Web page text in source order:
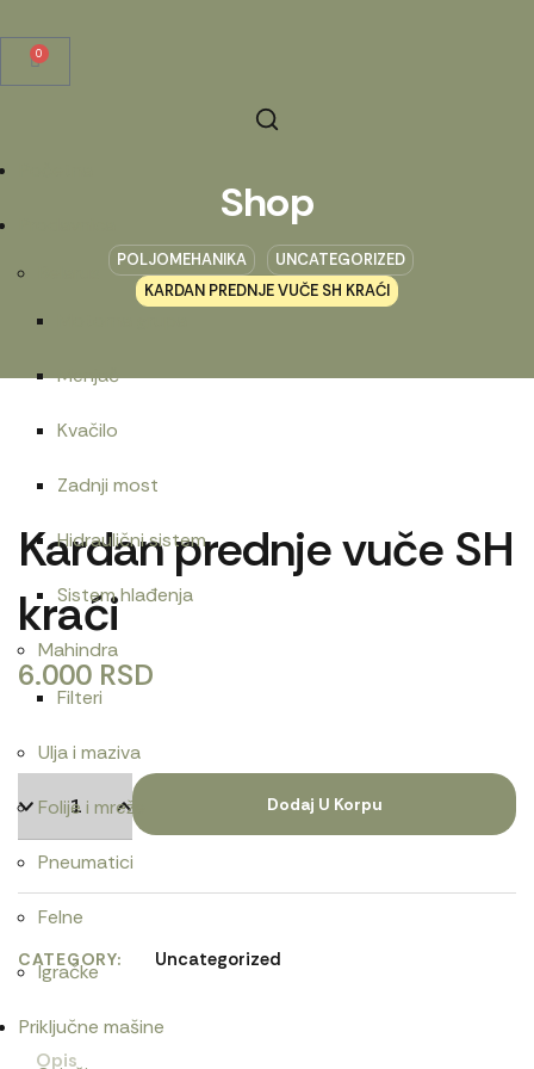
0
Menjač
Kvačilo
Zadnji most
Hidraulični sistem
Sistem hlađenja
Mahindra
Filteri
Ulja i maziva
Folije i mreže
Pneumatici
Felne
Igračke
Priključne mašine
Shop
POLJOMEHANIKA
UNCATEGORIZED
KARDAN PREDNJE VUČE SH KRAĆI
Kardan prednje vuče SH
kraći
6.000 RSD
Dodaj U Korpu
CATEGORY Uncategorized
Opis